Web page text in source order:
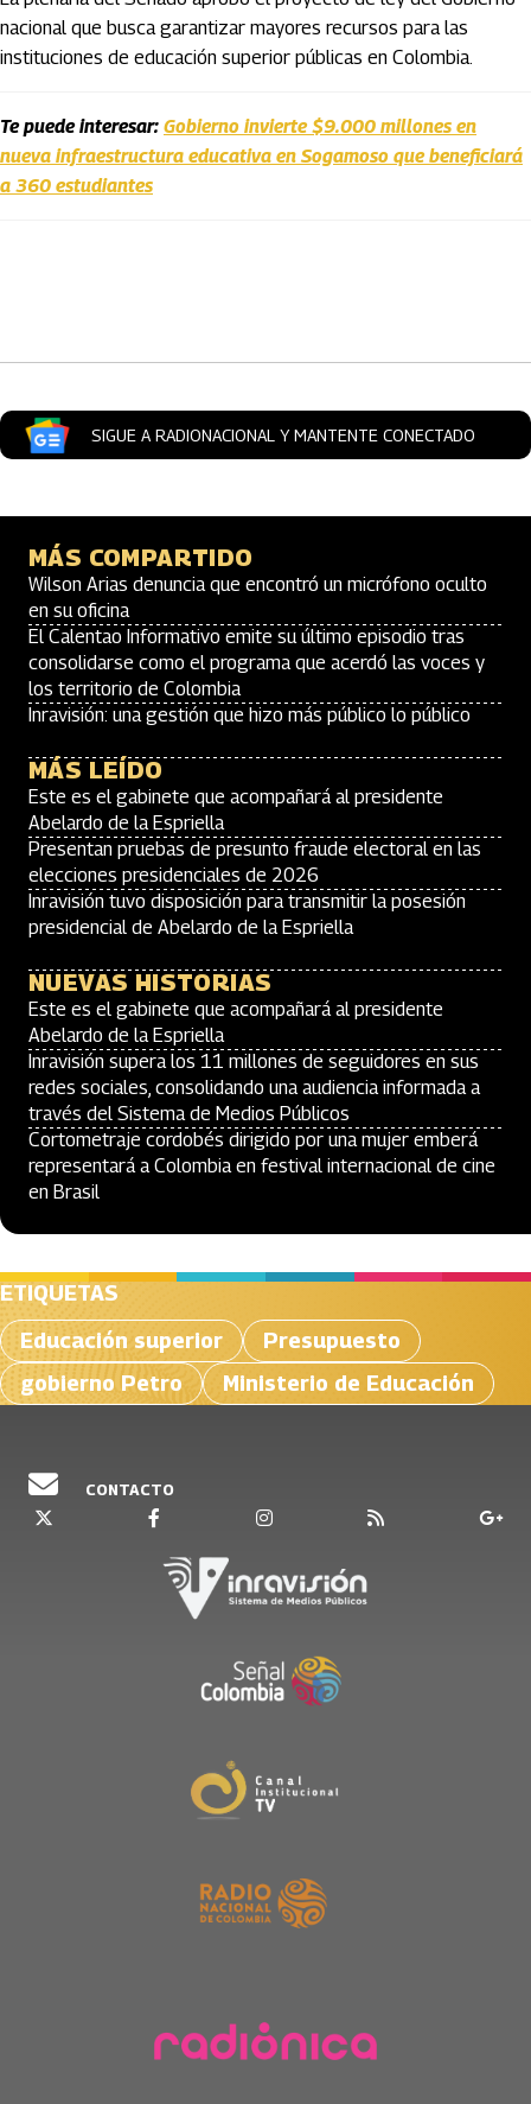
nacional que busca garantizar mayores recursos para las
instituciones de educación superior públicas en Colombia.
Te puede interesar: Gobierno invierte $9.000 millones en
nueva infraestructura educativa en Sogamoso que beneficiará
a 360 estudiantes
SIGUE A RADIONACIONAL Y MANTENTE CONECTADO
MÁS COMPARTIDO
Wilson Arias denuncia que encontró un micrófono oculto
en su oficina
El Calentao Informativo emite su último episodio tras
consolidarse como el programa que acerdó las voces y
los territorio de Colombia
Inravisión: una gestión que hizo más público lo público
MÁS LEÍDO
Este es el gabinete que acompañará al presidente
Abelardo de la Espriella
Presentan pruebas de presunto fraude electoral en las
elecciones presidenciales de 2026
Inravisión tuvo disposición para transmitir la posesión
presidencial de Abelardo de la Espriella
NUEVAS HISTORIAS
Este es el gabinete que acompañará al presidente
Abelardo de la Espriella
Inravisión supera los 11 millones de seguidores en sus
redes sociales, consolidando una audiencia informada a
través del Sistema de Medios Públicos
Cortometraje cordobés dirigido por una mujer emberá
representará a Colombia en festival internacional de cine
en Brasil
ETIQUETAS
Educación superior
Presupuesto
gobierno Petro
Ministerio de Educación
CONTACTO